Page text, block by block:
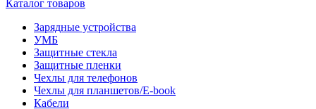
Каталог товаров
Зарядные устройства
УМБ
Защитные стекла
Защитные пленки
Чехлы для телефонов
Чехлы для планшетов/E-book
Кабели